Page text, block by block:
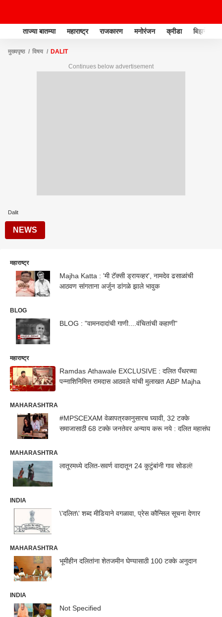
ताज्या बातम्या महाराष्ट्र राजकारण मनोरंजन क्रीडा बिझनेस
मुख्यपृष्ठ विषय DALIT
Continues below advertisement
Dalit
NEWS
महाराष्ट्र
Majha Katta : 'मी टॅक्सी ड्रायव्हर', नामदेव ढसाळांची
आठवण सांगताना अर्जुन डांगळे झाले भावुक
BLOG
BLOG : "वामनदादांची गाणी....वंचितांची कहाणी"
महाराष्ट्र
Ramdas Athawale EXCLUSIVE : दलित पँथरच्या
पन्नाशिनिमित्त रामदास आठवले यांची मुलाखत ABP Majha
MAHARASHTRA
#MPSCEXAM वेळापत्रकानुसारच घ्यावी, 32 टक्के
समाजासाठी 68 टक्के जनतेवर अन्याय करू नये : दलित महासंघ
MAHARASHTRA
लातूरमध्ये दलित-सवर्ण वादातून 24 कुटुंबांनी गाव सोडलं!
INDIA
\'दलित\' शब्द मीडियाने वगळावा, प्रेस कौन्सिल सूचना देणार
MAHARASHTRA
भूमीहीन दलितांना शेतजमीन घेण्यासाठी 100 टक्के अनुदान
INDIA
Not Specified